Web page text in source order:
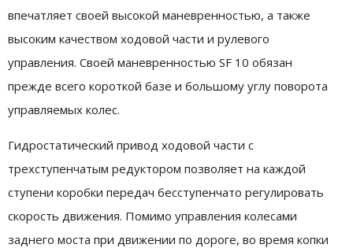
впечатляет своей высокой маневренностью, а также
высоким качеством ходовой части и рулевого
управления. Своей маневренностью SF 10 обязан
прежде всего короткой базе и большому углу поворота
управляемых колес.
Гидростатический привод ходовой части с
трехступенчатым редуктором позволяет на каждой
ступени коробки передач бесступенчато регулировать
скорость движения. Помимо управления колесами
заднего моста при движении по дороге, во время копки